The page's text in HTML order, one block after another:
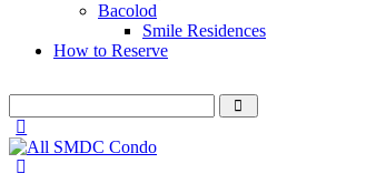
Bacolod
Smile Residences
How to Reserve